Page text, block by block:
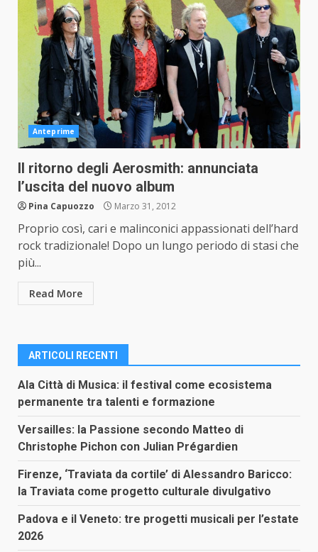
Anteprime
Il ritorno degli Aerosmith: annunciata
l’uscita del nuovo album
Pina Capuozzo Marzo 31, 2012
Proprio così, cari e malinconici appassionati dell’hard
rock tradizionale! Dopo un lungo periodo di stasi che
più...
Read More
ARTICOLI RECENTI
Ala Città di Musica: il festival come ecosistema
permanente tra talenti e formazione
Versailles: la Passione secondo Matteo di
Christophe Pichon con Julian Prégardien
Firenze, ‘Traviata da cortile’ di Alessandro Baricco:
la Traviata come progetto culturale divulgativo
Padova e il Veneto: tre progetti musicali per l’estate
2026